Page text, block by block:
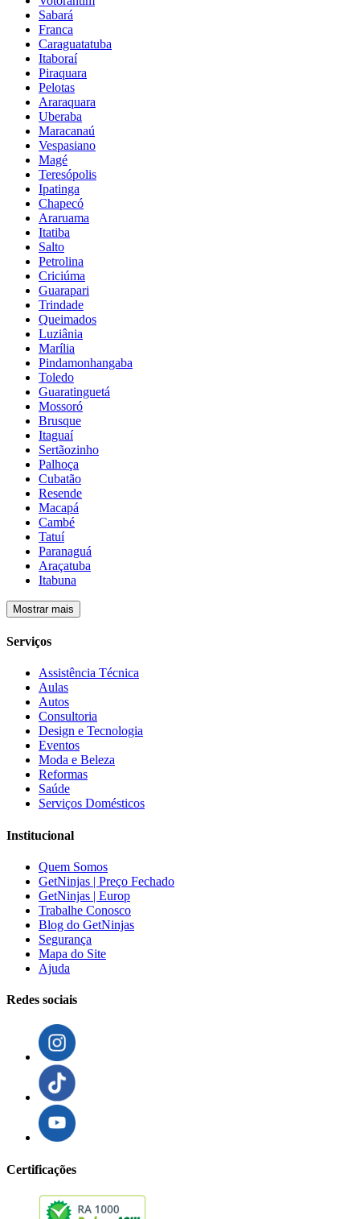
Sabará
Franca
Caraguatatuba
Itaboraí
Piraquara
Pelotas
Araraquara
Uberaba
Maracanaú
Vespasiano
Magé
Teresópolis
Ipatinga
Chapecó
Araruama
Itatiba
Salto
Petrolina
Criciúma
Guarapari
Trindade
Queimados
Luziânia
Marília
Pindamonhangaba
Toledo
Guaratinguetá
Mossoró
Brusque
Itaguaí
Sertãozinho
Palhoça
Cubatão
Resende
Macapá
Cambé
Tatuí
Paranaguá
Araçatuba
Itabuna
Mostrar mais
Serviços
Assistência Técnica
Aulas
Autos
Consultoria
Design e Tecnologia
Eventos
Moda e Beleza
Reformas
Saúde
Serviços Domésticos
Institucional
Quem Somos
GetNinjas | Preço Fechado
GetNinjas | Europ
Trabalhe Conosco
Blog do GetNinjas
Segurança
Mapa do Site
Ajuda
Redes sociais
Certificações